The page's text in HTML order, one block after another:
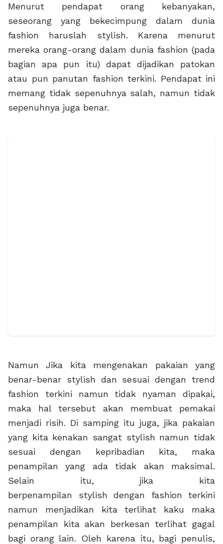
Menurut pendapat orang kebanyakan,
seseorang yang bekecimpung dalam dunia
fashion haruslah stylish. Karena menurut
mereka orang-orang dalam dunia fashion (pada
bagian apa pun itu) dapat dijadikan patokan
atau pun panutan fashion terkini. Pendapat ini
memang tidak sepenuhnya salah, namun tidak
sepenuhnya juga benar.
Namun Jika kita mengenakan pakaian yang
benar-benar stylish dan sesuai dengan trend
fashion terkini namun tidak nyaman dipakai,
maka hal tersebut akan membuat pemakai
menjadi risih. Di samping itu juga, jika pakaian
yang kita kenakan sangat stylish namun tidak
sesuai dengan kepribadian kita, maka
penampilan yang ada tidak akan maksimal.
Selain itu, jika kita
berpenampilan stylish dengan fashion terkini
namun menjadikan kita terlihat kaku maka
penampilan kita akan berkesan terlihat gagal
bagi orang lain. Oleh karena itu, bagi penulis,